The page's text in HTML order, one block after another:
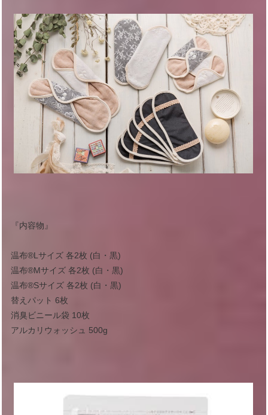
『内容物』
温布®︎Lサイズ 各2枚 (白・黒)
温布®︎Mサイズ 各2枚 (白・黒)
温布®︎Sサイズ 各2枚 (白・黒)
替えパット 6枚
消臭ビニール袋 10枚
アルカリウォッシュ 500g